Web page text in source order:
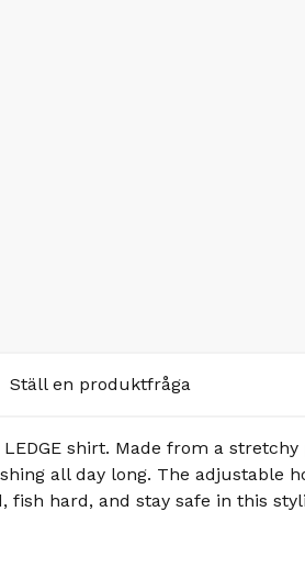
Ställ en produktfråga
shirt. Made from a stretchy
all day long. The adjustable
fish hard, and stay safe in this